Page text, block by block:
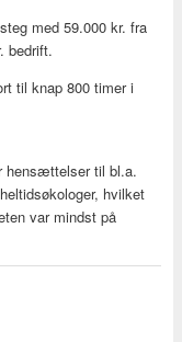
med 59.000 kr. fra
bedrift.
til knap 800 timer i
hensættelser til bl.a.
hvilket
var mindst på